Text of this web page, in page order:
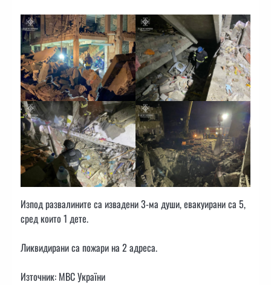
Изпод развалините са извадени 3-ма души, евакуирани са 5,
сред които 1 дете.
Ликвидирани са пожари на 2 адреса.
Източник: МВС України